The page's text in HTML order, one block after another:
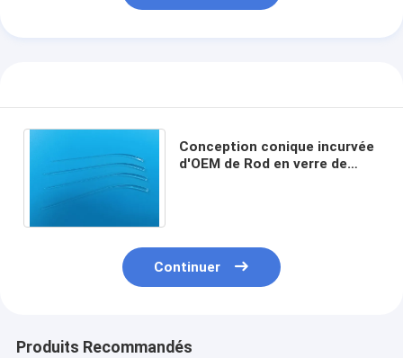
Conception conique incurvée
d'OEM de Rod en verre de
Continuer
Produits Recommandés